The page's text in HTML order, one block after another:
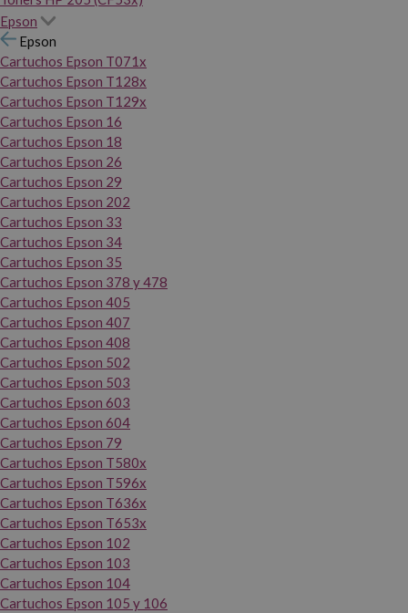
Epson
Epson
Cartuchos Epson T071x
Cartuchos Epson T128x
Cartuchos Epson T129x
Cartuchos Epson 16
Cartuchos Epson 18
Cartuchos Epson 26
Cartuchos Epson 29
Cartuchos Epson 202
Cartuchos Epson 33
Cartuchos Epson 34
Cartuchos Epson 35
Cartuchos Epson 378 y 478
Cartuchos Epson 405
Cartuchos Epson 407
Cartuchos Epson 408
Cartuchos Epson 502
Cartuchos Epson 503
Cartuchos Epson 603
Cartuchos Epson 604
Cartuchos Epson 79
Cartuchos Epson T580x
Cartuchos Epson T596x
Cartuchos Epson T636x
Cartuchos Epson T653x
Cartuchos Epson 102
Cartuchos Epson 103
Cartuchos Epson 104
Cartuchos Epson 105 y 106